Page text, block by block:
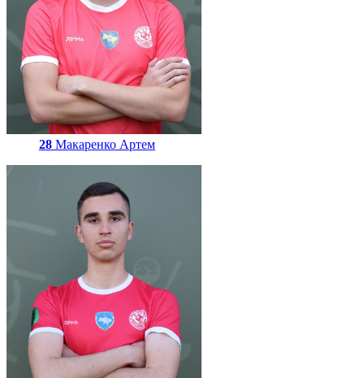
28 Макаренко Артем